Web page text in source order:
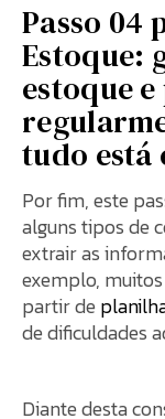
Passo 04
Estoque:
estoque
tudo está
Por fim, este
alguns tipos de
extrair as
exemplo,
partir de
de dificuldades
Diante desta